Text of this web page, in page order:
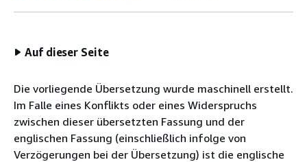
Auf dieser Seite
Die vorliegende Übersetzung wurde maschinell erstellt.
Im Falle eines Konflikts oder eines Widerspruchs
zwischen dieser übersetzten Fassung und der
englischen Fassung (einschließlich infolge von
Verzögerungen bei der Übersetzung) ist die englische